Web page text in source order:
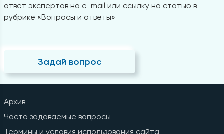
ответ экспертов на e-mail или ссылку на статью в
рубрике «Вопросы и ответы»
Задай вопрос
Архив
Часто задаваемые вопросы
Термины и условия использования сайта